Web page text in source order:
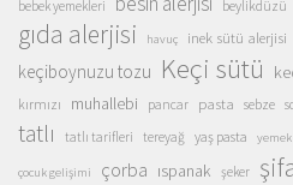
bebek yemekleri beylikdüzü
gıda alerjisi havuç inek sütü alerjisi
keçiboynuzu tozu Keçi sütü
kırmızı muhallebi pancar pasta sebze
tatlı tatlı tarifleri tereyağ yaş pasta yemek
çocuk gelişimi çorba ıspanak şeker